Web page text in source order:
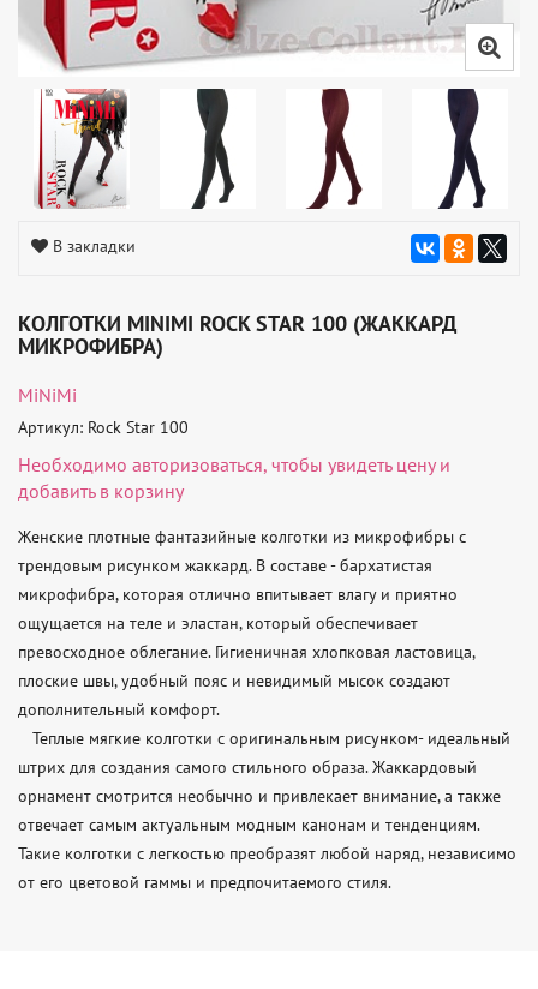
В закладки
КОЛГОТКИ MINIMI ROCK STAR 100 (ЖАККАРД
МИКРОФИБРА)
MiNiMi
Артикул: Rock Star 100
Необходимо авторизоваться, чтобы увидеть цену и
добавить в корзину
Женские плотные фантазийные колготки из микрофибры с
трендовым рисунком жаккард. В составе - бархатистая
микрофибра, которая отлично впитывает влагу и приятно
ощущается на теле и эластан, который обеспечивает
превосходное облегание. Гигиеничная хлопковая ластовица,
плоские швы, удобный пояс и невидимый мысок создают
дополнительный комфорт.
штрих для создания самого стильного образа. Жаккардовый
орнамент смотрится необычно и привлекает внимание, а также
отвечает самым актуальным модным канонам и тенденциям.
Такие колготки с легкостью преобразят любой наряд, независимо
от его цветовой гаммы и предпочитаемого стиля.